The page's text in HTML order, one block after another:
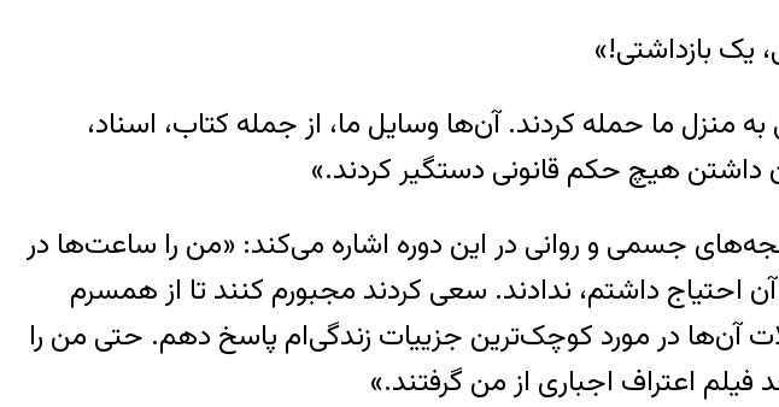
یک بازداشتی!»
منزل ما حمله کردند. آن‌ها وسایل ما، از جمله کتاب، اسناد،
داشتن هیچ حکم قانونی دستگیر کردند.»
جسمی و روانی در این دوره اشاره می‌کند: «من را ساعت‌ها در
احتیاج داشتم، ندادند. سعی کردند مجبورم کنند تا از همسرم
آن‌ها در مورد کوچک‌ترین جزییات زندگی‌ام پاسخ دهم. حتی من را
اعتراف اجباری از من گرفتند.»